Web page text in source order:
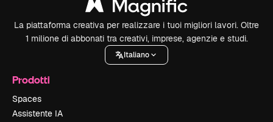
La piattaforma creativa per realizzare i tuoi migliori lavori. Oltre
1 milione di abbonati tra creativi, imprese, agenzie e studi.
Italiano
Prodotti
Spaces
Assistente IA